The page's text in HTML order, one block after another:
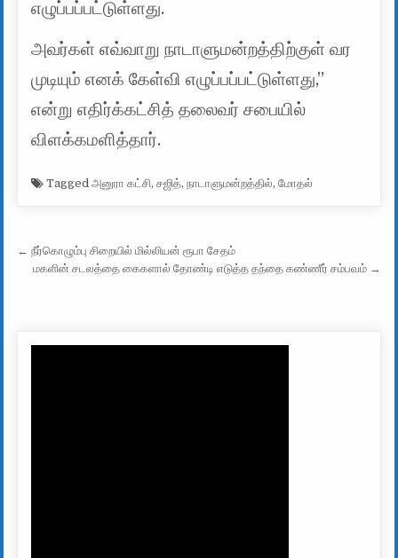
எழுப்பப்பட்டுள்ளது.
அவர்கள் எவ்வாறு நாடாளுமன்றத்திற்குள் வர
முடியும் எனக் கேள்வி எழுப்பப்பட்டுள்ளது,”
என்று எதிர்க்கட்சித் தலைவர் சபையில்
விளக்கமளித்தார்.
Taggedஅனுரா கட்சி,சஜித்,நாடாளுமன்றத்தில்,மோதல்
Post navigation
← நீர்கொழும்பு சிறையில் மில்லியன் ரூபா சேதம்
மகளின் சடலத்தை கைகளால் தோண்டி எடுத்த தந்தை கண்ணீர் சம்பவம் →